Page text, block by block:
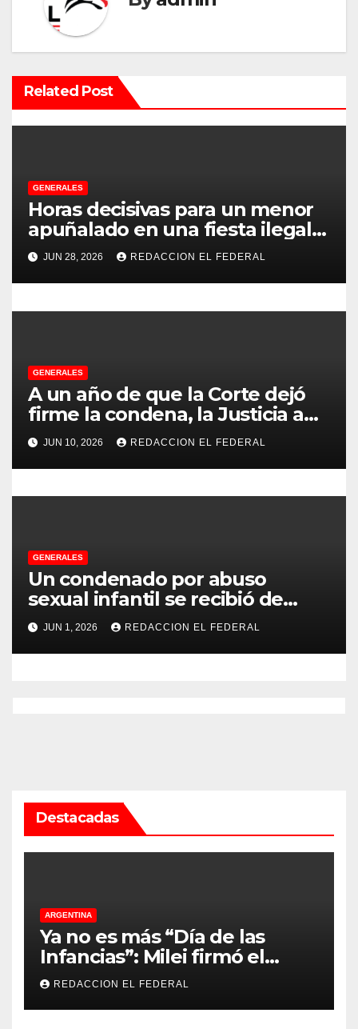
ó
n
d
e
n
t
r
a
a
s
Related Post
GENERALES
Horas decisivas para un menor
apuñalado en una fiesta ilegal
con más de 500 asistentes en
Chilecito
JUN 28, 2026 REDACCION EL FEDERAL
GENERALES
A un año de que la Corte dejó
firme la condena, la Justicia aún
no pudo decomisarle ni un peso
a CFK
JUN 10, 2026 REDACCION EL FEDERAL
GENERALES
Un condenado por abuso
sexual infantil se recibió de
psicopedagogo dentro del
Servicio Penitenciario de La
Rioja
JUN 1, 2026 REDACCION EL FEDERAL
Destacadas
ARGENTINA
Ya no es más “Día de las
Infancias”: Milei firmó el
decreto que restablece la
denominación oficial de “Día
del Niño”
REDACCION EL FEDERAL